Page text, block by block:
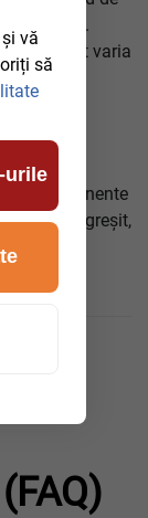
alți factori.
euro și pot varia
componente
greșit,
a
vă
să
urile